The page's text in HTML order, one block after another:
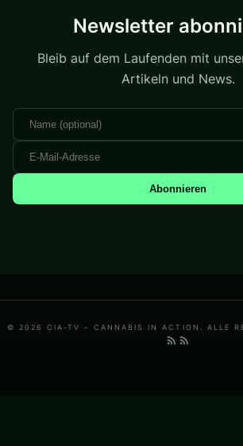
Newsletter
Bleib auf dem Laufenden mit
Artikeln und News.
Abonnieren
© 2026 CIA-TV – CANNABIS IN ACTION. ALLE